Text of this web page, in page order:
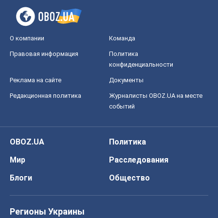
О компании Команда
Правовая информация
Политика
конфиденциальности
Реклама на сайте Документы
Редакционная политика
Журналисты OBOZ.UA на месте
событий
OBOZ.UA
Политика
Мир
Расследования
Блоги
Общество
Регионы Украины